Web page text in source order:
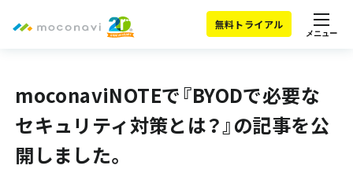
無料トライアル
メニュー
moconaviNOTEで『BYODで必要な
セキュリティ対策とは？』の記事を公
開しました。